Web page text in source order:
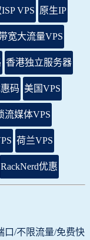
VPS 原生IP
宽大流量VPS
香港独立服务器
码 美国VPS
流媒体VPS
荷兰VPS
RackNerd优惠
口/不限流量/免费快